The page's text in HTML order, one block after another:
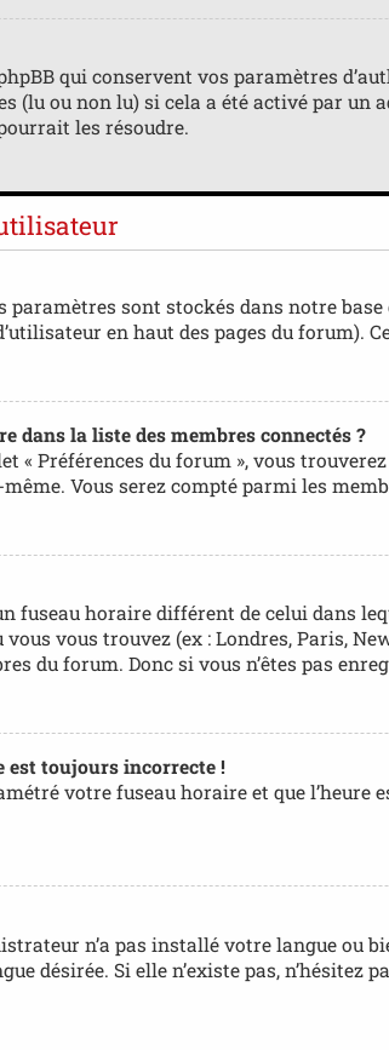
qui conservent vos paramètres
(lu ou non lu) si cela a été activé par
les résoudre.
sont stockés dans notre base
en haut des pages du forum).
dans la liste des membres connectés ?
« Préférences du forum », vous
Vous serez compté parmi les
fuseau horaire différent de celui dans
vous trouvez (ex : Londres, Paris,
du forum. Donc si vous n’êtes pas
est toujours incorrecte !
votre fuseau horaire et que
n’a pas installé votre langue ou
désirée. Si elle n’existe pas,